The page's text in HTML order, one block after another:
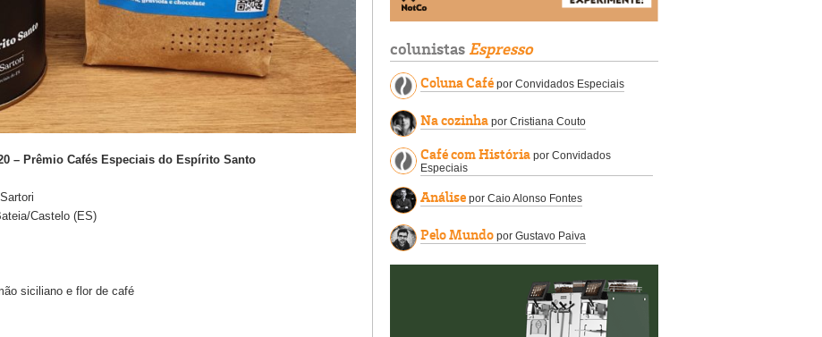
– Prêmio Cafés Especiais do Espírito Santo
Castelo (ES)
siciliano e flor de café
colunistas Espresso
Coluna Café por Convidados Especiais
Na cozinha por Cristiana Couto
Café com História por Convidados
Especiais
Análise por Caio Alonso Fontes
Pelo Mundo por Gustavo Paiva